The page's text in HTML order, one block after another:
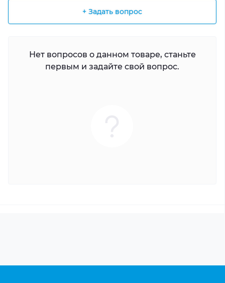
+ Задать вопрос
Нет вопросов о данном товаре, станьте
первым и задайте свой вопрос.